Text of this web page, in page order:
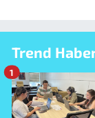
Trend
1